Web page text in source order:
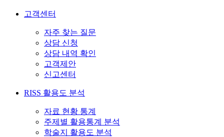
고객센터
자주 찾는 질문
상담 신청
상담 내역 확인
고객제안
신고센터
RISS 활용도 분석
자료 현황 통계
주제별 활용통계 분석
학술지 활용도 분석